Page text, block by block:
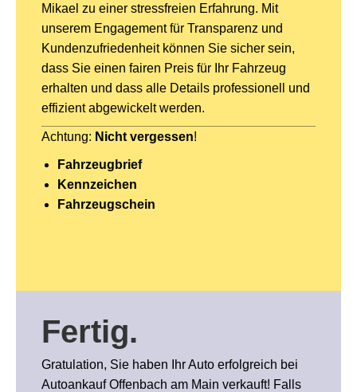
Mikael zu einer stressfreien Erfahrung. Mit
unserem Engagement für Transparenz und
Kundenzufriedenheit können Sie sicher sein,
dass Sie einen fairen Preis für Ihr Fahrzeug
erhalten und dass alle Details professionell und
effizient abgewickelt werden.
Achtung: Nicht vergessen!
Fahrzeugbrief
Kennzeichen
Fahrzeugschein
Fertig.
Gratulation, Sie haben Ihr Auto erfolgreich bei
Autoankauf Offenbach am Main verkauft! Falls